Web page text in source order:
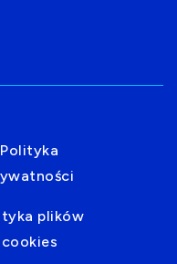
Polityka
plików
cookies